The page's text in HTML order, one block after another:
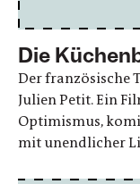
Die
Der französische
Julien Petit. Ein
Optimismus,
mit unendlicher